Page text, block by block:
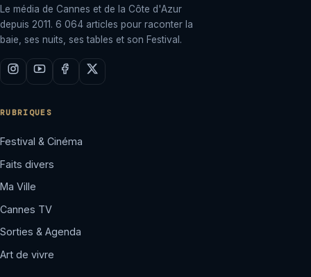
Le média de Cannes et de la Côte d'Azur
depuis 2011. 6 064 articles pour raconter la
baie, ses nuits, ses tables et son Festival.
RUBRIQUES
Festival & Cinéma
Faits divers
Ma Ville
Cannes TV
Sorties & Agenda
Art de vivre